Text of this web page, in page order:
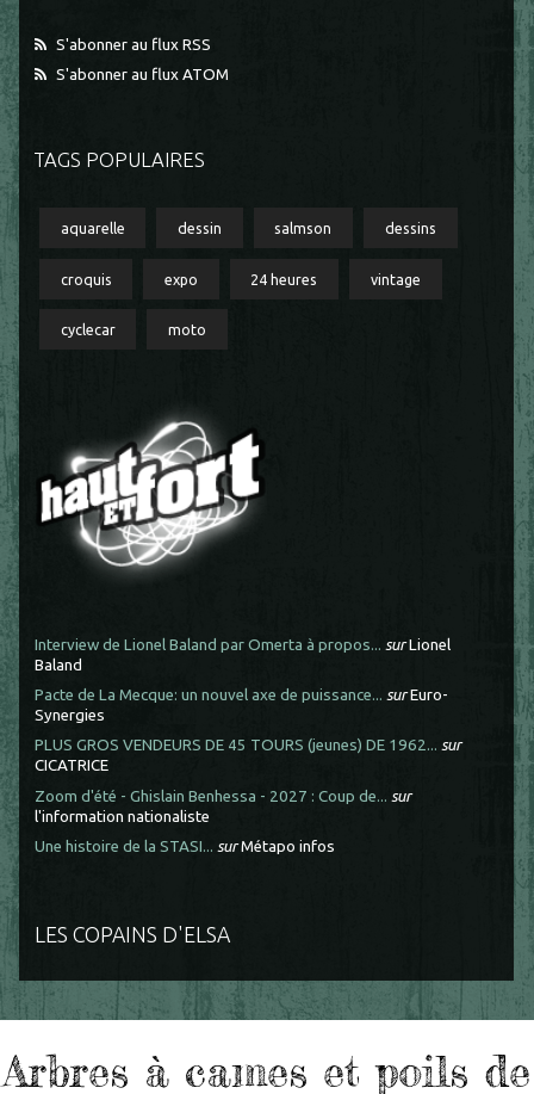
S'abonner au flux RSS
S'abonner au flux ATOM
TAGS POPULAIRES
aquarelle dessin salmson dessins
croquis expo 24 heures vintage
cyclecar moto
Interview de Lionel Baland par Omerta à propos... surLionel
Baland
Pacte de La Mecque: un nouvel axe de puissance... surEuro-
Synergies
PLUS GROS VENDEURS DE 45 TOURS (jeunes) DE 1962... sur
CICATRICE
Zoom d'été - Ghislain Benhessa - 2027 : Coup de... sur
l'information nationaliste
Une histoire de la STASI... surMétapo infos
LES COPAINS D'ELSA
Arbres à cames et poils de